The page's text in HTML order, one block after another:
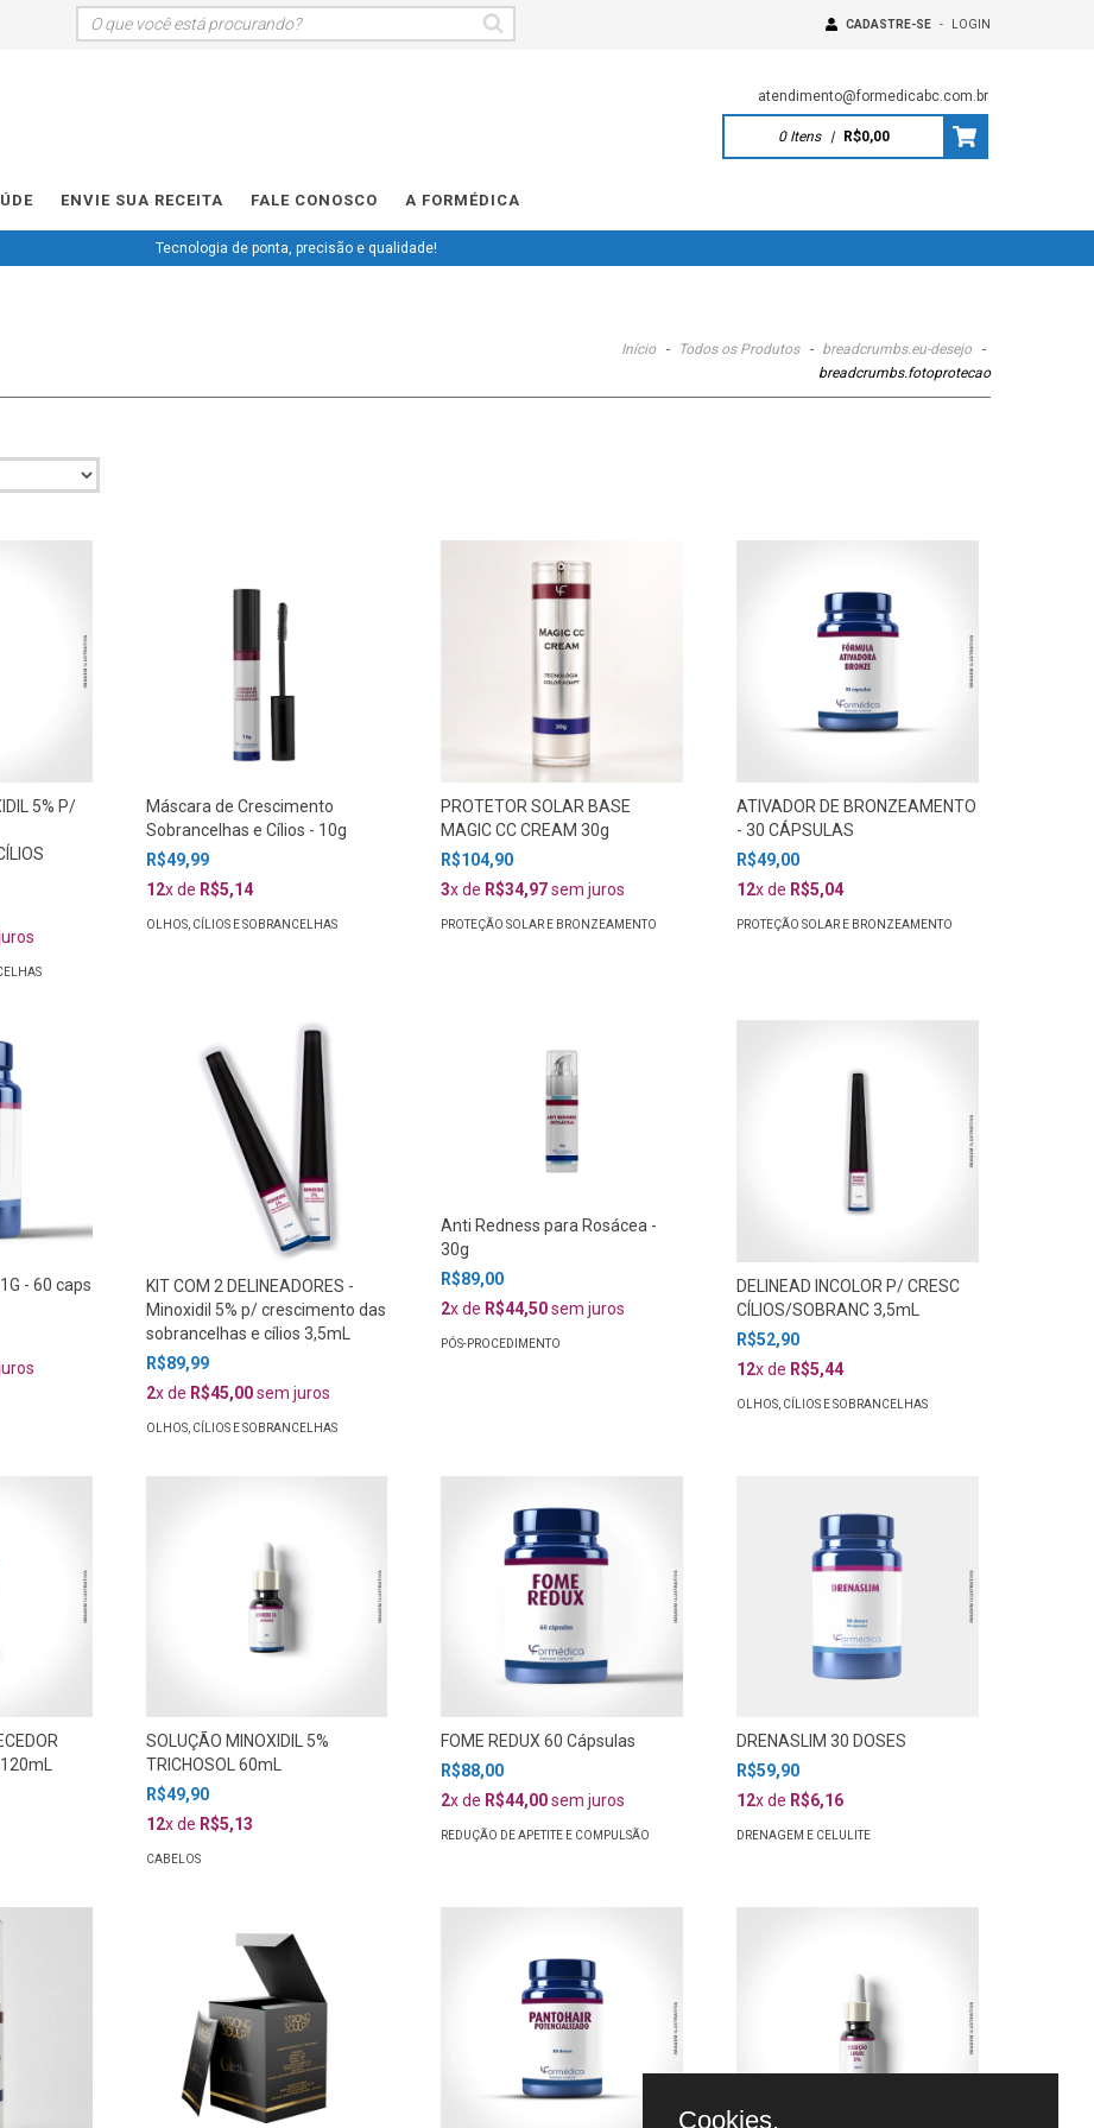
CADASTRE-SE - LOGIN
atendimento@formedicabc.com.br
0 Itens | R$0,00
ENVIE SUA RECEITA FALE CONOSCO A FORMÉDICA
Tecnologia de ponta, precisão e qualidade!
Início - Todos os Produtos - breadcrumbs.eu-desejo
-
breadcrumbs.fotoprotecao
5% P/
Máscara de Crescimento
Sobrancelhas e Cílios - 10g
R$49,99
12x de R$5,14
OLHOS, CÍLIOS E SOBRANCELHAS
PROTETOR SOLAR BASE
MAGIC CC CREAM 30g
R$104,90
3x de R$34,97sem juros
PROTEÇÃO SOLAR E BRONZEAMENTO
ATIVADOR DE BRONZEAMENTO
- 30 CÁPSULAS
R$49,00
12x de R$5,04
PROTEÇÃO SOLAR E BRONZEAMENTO
- 60 caps
KIT COM 2 DELINEADORES -
Minoxidil 5% p/ crescimento das
sobrancelhas e cílios 3,5mL
R$89,99
2x de R$45,00sem juros
OLHOS, CÍLIOS E SOBRANCELHAS
Anti Redness para Rosácea -
30g
R$89,00
2x de R$44,50sem juros
PÓS-PROCEDIMENTO
DELINEAD INCOLOR P/ CRESC
CÍLIOS/SOBRANC 3,5mL
R$52,90
12x de R$5,44
OLHOS, CÍLIOS E SOBRANCELHAS
120mL
SOLUÇÃO MINOXIDIL 5%
TRICHOSOL 60mL
R$49,90
12x de R$5,13
CABELOS
FOME REDUX 60 Cápsulas
R$88,00
2x de R$44,00sem juros
REDUÇÃO DE APETITE E COMPULSÃO
DRENASLIM 30 DOSES
R$59,90
12x de R$6,16
DRENAGEM E CELULITE
Cookies.